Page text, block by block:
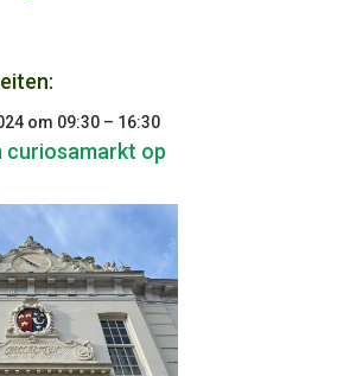
om 09:30– 16:30
curiosamarkt op